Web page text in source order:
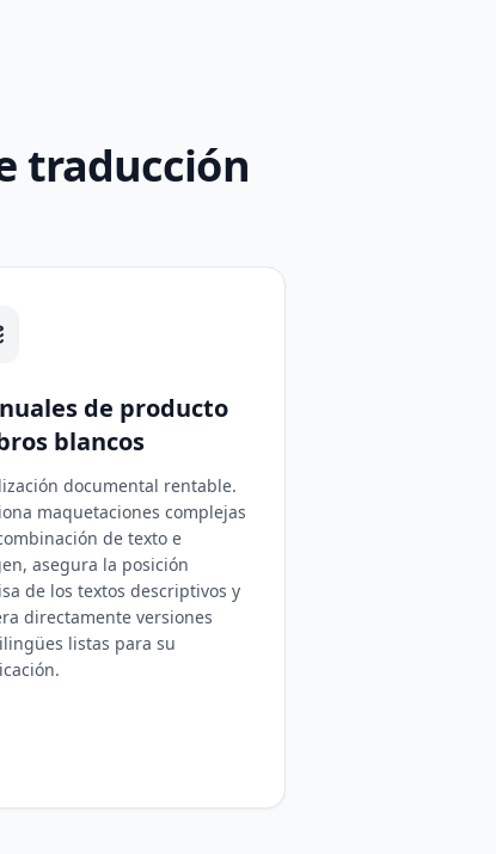
traducción
de producto
blancos
documental rentable.
maquetaciones complejas
de texto e
asegura la posición
de los textos descriptivos y
directamente versiones
listas para su